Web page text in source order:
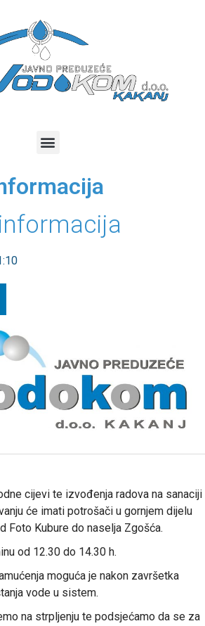
cijevi te izvođenja radova na sanaciji
će imati potrošači u gornjem dijelu
Foto Kubure do naselja Zgošća.
od 12.30 do 14.30 h.
moguća je nakon završetka
vode u sistem.
na strpljenju te podsjećamo da se za